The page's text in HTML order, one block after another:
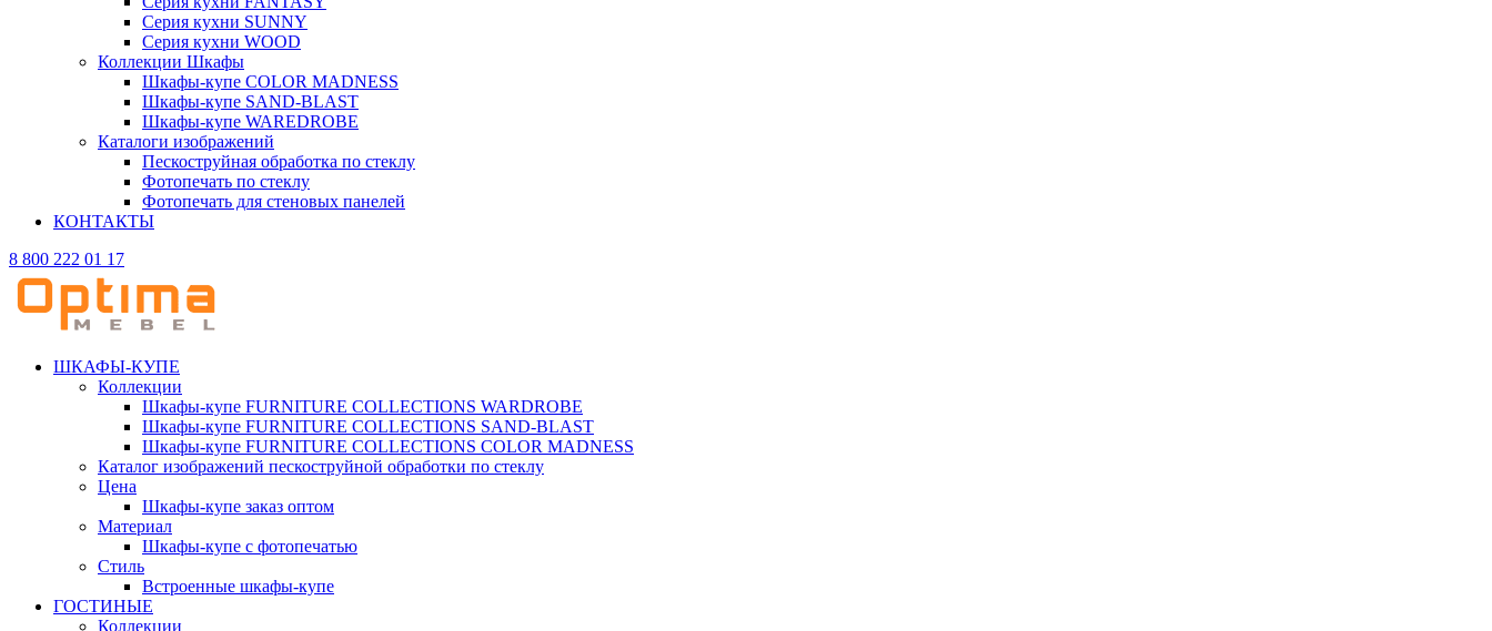
Серия кухни SUNNY
Серия кухни WOOD
Коллекции Шкафы
Шкафы-купе COLOR MADNESS
Шкафы-купе SAND-BLAST
Шкафы-купе WAREDROBE
Каталоги изображений
Пескоструйная обработка по стеклу
Фотопечать по стеклу
Фотопечать для стеновых панелей
КОНТАКТЫ
8 800 222 01 17
ШКАФЫ-КУПЕ
Коллекции
Шкафы-купе FURNITURE COLLECTIONS WARDROBE
Шкафы-купе FURNITURE COLLECTIONS SAND-BLAST
Шкафы-купе FURNITURE COLLECTIONS COLOR MADNESS
Каталог изображений пескоструйной обработки по стеклу
Цена
Шкафы-купе заказ оптом
Материал
Шкафы-купе с фотопечатью
Стиль
Встроенные шкафы-купе
ГОСТИНЫЕ
Коллекции